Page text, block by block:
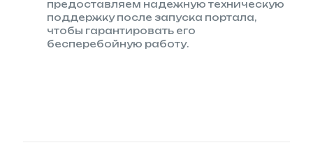
предоставляем надежную техническую
поддержку после запуска портала,
чтобы гарантировать его
бесперебойную работу.